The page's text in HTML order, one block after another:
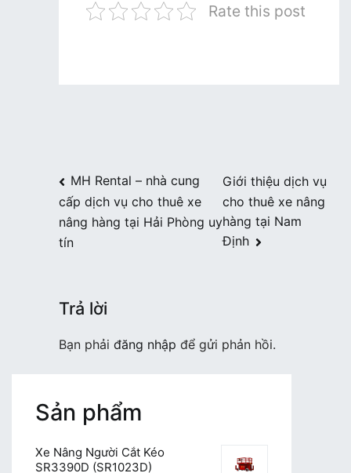
Rate this post
Điều
hướng
bài
MH Rental – nhà cung
cấp dịch vụ cho thuê xe
nâng hàng tại Hải Phòng uy
tín
Giới thiệu dịch vụ
cho thuê xe nâng
hàng tại Nam
Định
Trả lời
Bạn phải đăng nhập để gửi phản hồi.
Sản phẩm
Xe Nâng Người Cắt Kéo
SR3390D (SR1023D)